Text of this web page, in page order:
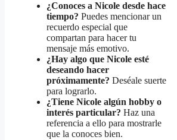
¿Conoces a Nicole desde hace
tiempo? Puedes mencionar un
recuerdo especial que
compartan para hacer tu
mensaje más emotivo.
¿Hay algo que Nicole esté
deseando hacer
próximamente? Deséale suerte
para lograrlo.
¿Tiene Nicole algún hobby o
interés particular? Haz una
referencia a ello para mostrarle
que la conoces bien.